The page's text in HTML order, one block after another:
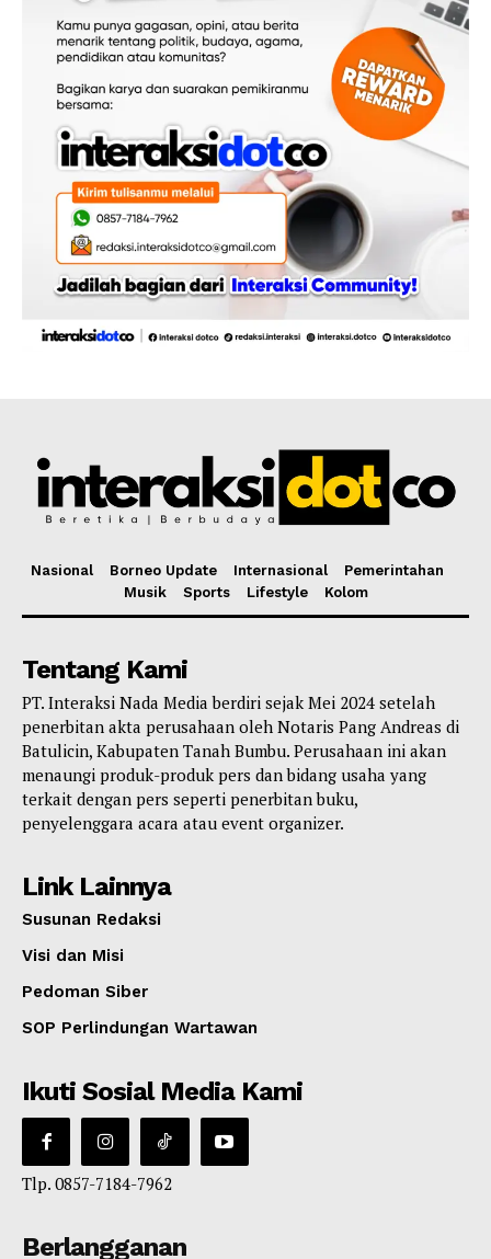
Nasional Borneo Update Internasional
Pemerintahan
Musik
Sports Lifestyle Kolom
Tentang Kami
PT. Interaksi Nada Media berdiri sejak Mei 2024 setelah
penerbitan akta perusahaan oleh Notaris Pang Andreas di
Batulicin, Kabupaten Tanah Bumbu. Perusahaan ini akan
menaungi produk-produk pers dan bidang usaha yang
terkait dengan pers seperti penerbitan buku,
penyelenggara acara atau event organizer.
Link Lainnya
Susunan Redaksi
Visi dan Misi
Pedoman Siber
SOP Perlindungan Wartawan
Ikuti Sosial Media Kami
Tlp. 0857-7184-7962
Berlangganan